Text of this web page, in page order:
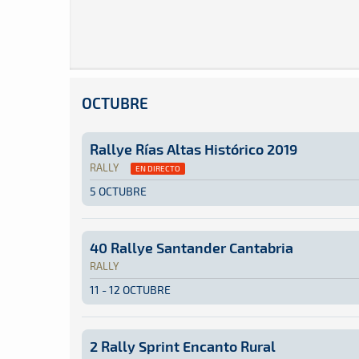
OCTUBRE
Rallye Rías Altas Histórico 2019
RALLY EN DIRECTO
5 OCTUBRE
Rally · Rallye Rías Altas Histórico 2019:
La Coruña La Coruña
40 Rallye Santander Cantabria
RALLY
11 - 12 OCTUBRE
Rally · 40 Rallye Santander Cantabria: Aquí
Cantabria, España Cantabria, España
2 Rally Sprint Encanto Rural